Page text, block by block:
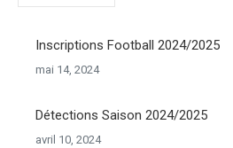
Inscriptions Football 2024/2025
mai 14, 2024
Détections Saison 2024/2025
avril 10, 2024